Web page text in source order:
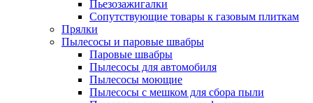
Пьезозажигалки
Сопутствующие товары к газовым плиткам
Прялки
Пылесосы и паровые швабры
Паровые швабры
Пылесосы для автомобиля
Пылесосы моющие
Пылесосы с мешком для сбора пыли